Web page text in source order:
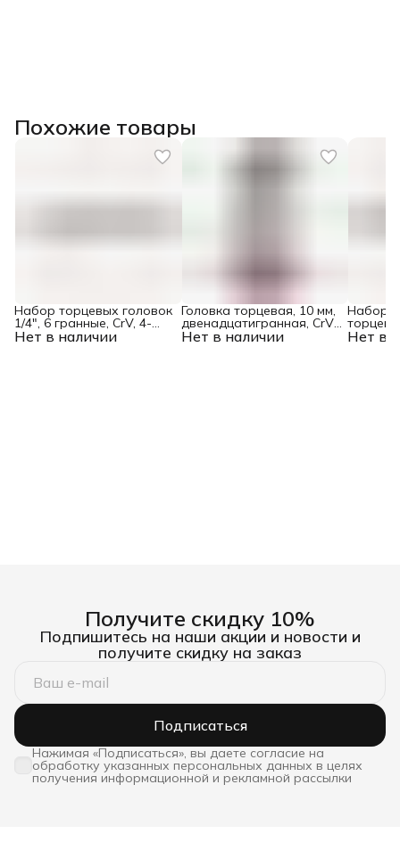
Похожие товары
Нет в наличии
Набор торцевых головок
1/4", 6 гранные, CrV, 4-
13мм, 10 штук Matrix Нет в наличии
Головка торцевая, 10 мм,
двенадцатигранная, CrV,
под квадрат 1/2, Нет в
Набор
Spline,
Получите скидку 10%
Подпишитесь на наши акции и новости и
получите скидку на заказ
Подписаться
Нажимая «Подписаться», вы даете согласие на
обработку указанных персональных данных в целях
получения информационной и рекламной рассылки